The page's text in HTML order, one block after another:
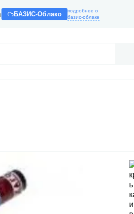
БАЗИС-Облако
подробнее о
базис-облаке